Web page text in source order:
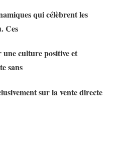
qui célèbrent les
Ces
culture positive et
sans
sur la vente directe